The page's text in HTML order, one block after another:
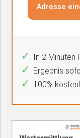
In 2 Minuten
Ergebnis
100%